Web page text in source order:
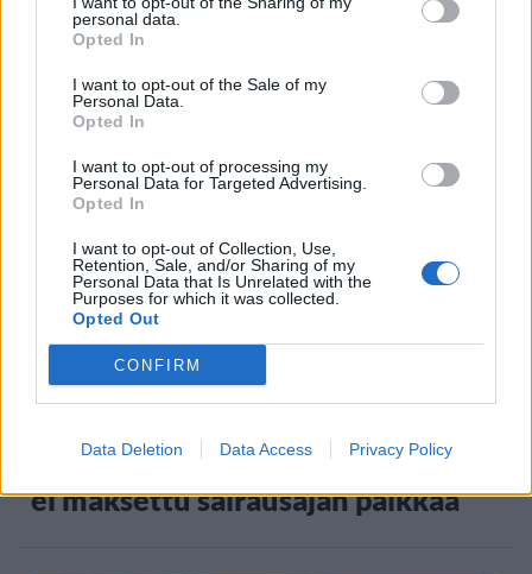
personal data.
Opted In
I want to opt-out of the Sale of my
Personal Data.
Opted In
I want to opt-out of processing my
Personal Data for Targeted Advertising.
Opted In
I want to opt-out of Collection, Use,
Retention, Sale, and/or Sharing of my
Personal Data that Is Unrelated with the
Purposes for which it was collected.
Opted Out
CONFIRM
Data Deletion Data Access Privacy Policy
ikärajasta
2
UUTISET
Työnantaja ei hyväksynyt
sairauslomatodistuksia – neljälle
ei maksettu sairausajan palkkaa